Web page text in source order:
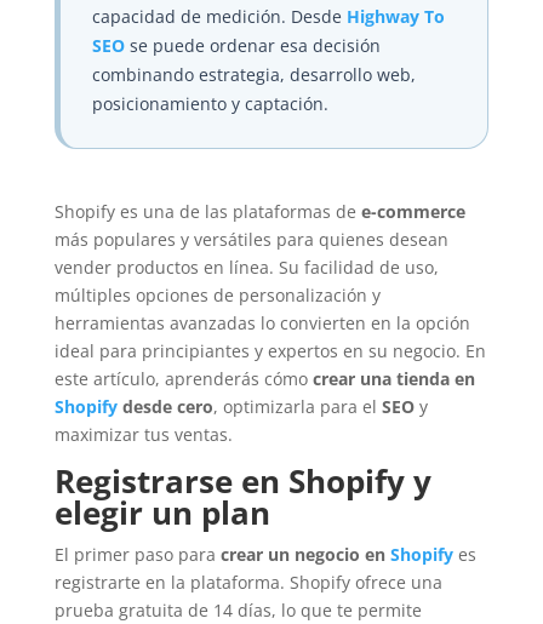
capacidad de medición. Desde Highway To
SEOse puede ordenar esa decisión
combinando estrategia, desarrollo web,
posicionamiento y captación.
Shopify es una de las plataformas de e-commerce
más populares y versátiles para quienes desean
vender productos en línea. Su facilidad de uso,
múltiples opciones de personalización y
herramientas avanzadas lo convierten en la opción
ideal para principiantes y expertos en su negocio. En
este artículo, aprenderás cómo crear una tienda en
Shopifydesde cero, optimizarla para el SEOy
maximizar tus ventas.
Registrarse en Shopify y
elegir un plan
El primer paso para crear un negocio en Shopifyes
registrarte en la plataforma. Shopify ofrece una
prueba gratuita de 14 días, lo que te permite